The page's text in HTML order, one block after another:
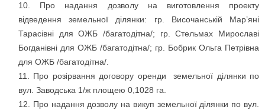
Про надання дозволу на виготовлення проекту
відведення земельної ділянки: гр. Височанській Мар’яні
Тарасівні для ОЖБ /багатодітна/; гр. Стельмах Мирославі
Богданівні для ОЖБ /багатодітна/; гр. Бобрик Ольга Петрівна
для ОЖБ /багатодітна/.
Про розірвання договору оренди земельної ділянки по
вул. Заводська 1/ж площею 0,1028 га.
Про надання дозволу на викуп земельної ділянки по вул.